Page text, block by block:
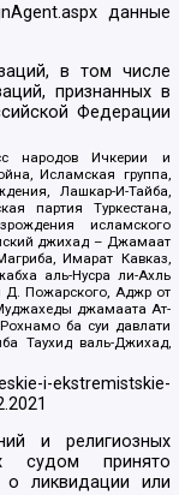
данные
в том числе
признанных в
Федерации
народов Ичкерии и
Исламская группа,
Лашкар-И-Тайба,
партия Туркестана,
исламского
джихад – Джамаат
Имарат Кавказ,
аль-Нусра ли-Ахль
Пожарского, Аджр от
джамаата Ат-
ба суи давлати
Таухид валь-Джихад,
i-ekstremistskie-
и религиозных
судом принято
о ликвидации или